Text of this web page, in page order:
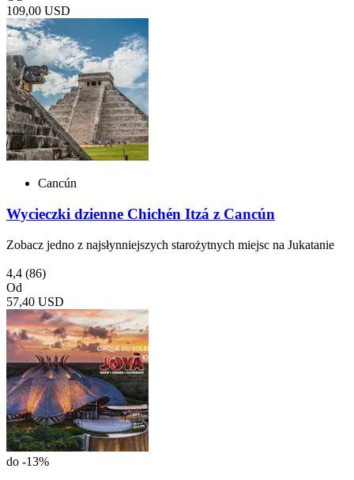
109,00 USD
Cancún
Wycieczki dzienne Chichén Itzá z Cancún
Zobacz jedno z najsłynniejszych starożytnych miejsc na Jukatanie
4,4 (86)
Od
57,40 USD
do -13%